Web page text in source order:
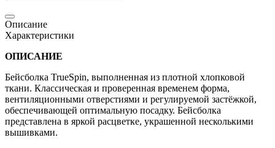
Описание
Характеристики
ОПИСАНИЕ
Бейсболка TrueSpin, выполненная из плотной хлопковой
ткани. Классическая и проверенная временем форма,
вентиляционными отверстиями и регулируемой застёжкой,
обеспечивающей оптимальную посадку. Бейсболка
представлена в яркой расцветке, украшенной несколькими
вышивками.